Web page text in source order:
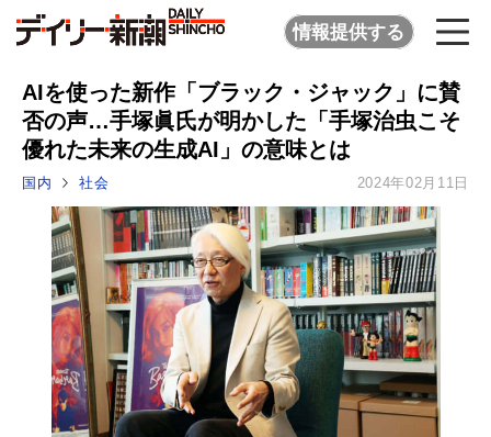
情報提供する
AIを使った新作「ブラック・ジャック」に賛
否の声…手塚眞氏が明かした「手塚治虫こそ
優れた未来の生成AI」の意味とは
国内 社会 2024年02月11日